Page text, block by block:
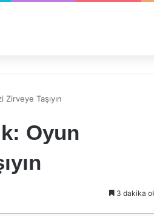
Taşıyın
Oyun
3 dakika